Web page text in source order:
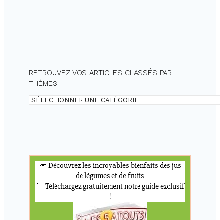
RETROUVEZ VOS ARTICLES CLASSÉS PAR
THÈMES
Retrouvez